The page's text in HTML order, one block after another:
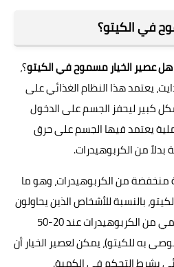
في الكيتو؟
هل عصير الخيار مسموح في الكيتو؟،
يعتمد هذا النظام الغذائي على
كبير ليحفز الجسم على الدخول
يعتمد فيها الجسم على حرق
من الكربوهيدرات.
منخفضة من الكربوهيدرات، وهو ما
بالنسبة للأشخاص الذين يحاولون
الحفاظ على استهلاكهم اليومي من الكربوهيدرات عند 20-50
به للكيتو)، يمكن لعصير الخيار أن